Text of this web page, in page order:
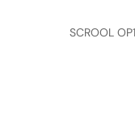
SCROOL